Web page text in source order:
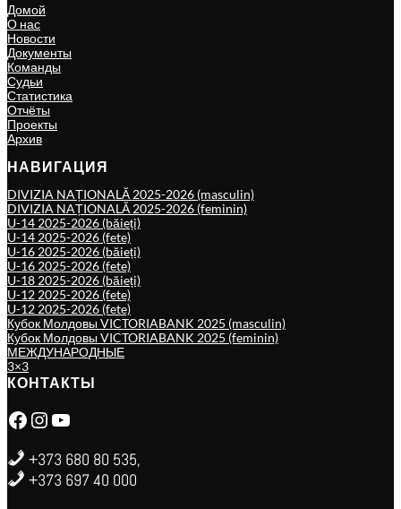
Домой
О нас
Новости
Документы
Команды
Судьи
Статистика
Отчёты
Проекты
Архив
НАВИГАЦИЯ
DIVIZIA NAȚIONALĂ 2025-2026 (masculin)
DIVIZIA NAȚIONALĂ 2025-2026 (feminin)
U-14 2025-2026 (băieți)
U-14 2025-2026 (fete)
U-16 2025-2026 (băieți)
U-16 2025-2026 (fete)
U-18 2025-2026 (băieți)
U-12 2025-2026 (fete)
U-12 2025-2026 (fete)
Кубок Молдовы VICTORIABANK 2025 (masculin)
Кубок Молдовы VICTORIABANK 2025 (feminin)
МЕЖДУНАРОДНЫЕ
3×3
КОНТАКТЫ
Facebook Instagram YouTube
+373 680 80 535,
+373 697 40 000